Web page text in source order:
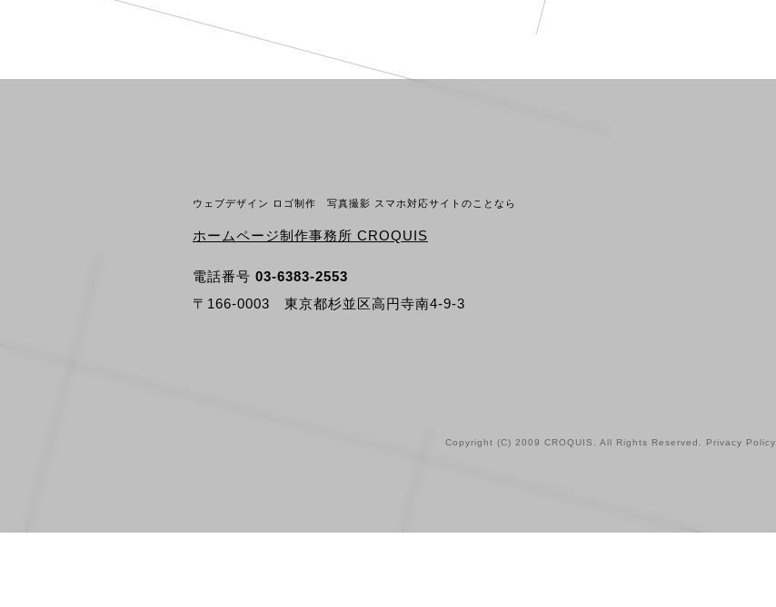
ウェブデザイン ロゴ制作 写真撮影 スマホ対応サイトのことなら
ホームページ制作事務所 CROQUIS
電話番号 03-6383-2553
〒166-0003 東京都杉並区高円寺南4-9-3
Copyright (C) 2009 CROQUIS. All Rights Reserved. Privacy Policy